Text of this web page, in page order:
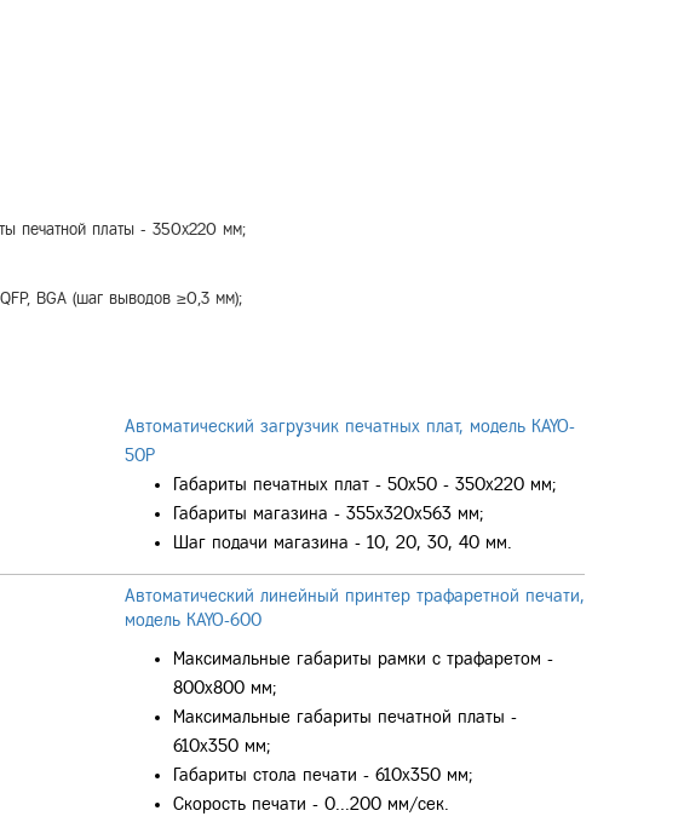
печатной платы - 350х220 мм;
BGA (шаг выводов ≥0,3 мм);
Автоматический загрузчик печатных плат, модель KAYO-
50P
Габариты печатных плат - 50х50 - 350х220 мм;
Габариты магазина - 355х320х563 мм;
Шаг подачи магазина - 10, 20, 30, 40 мм.
Автоматический линейный принтер трафаретной печати,
модель KAYO-600
Максимальные габариты рамки с трафаретом -
800х800 мм;
Максимальные габариты печатной платы -
610х350 мм;
Габариты стола печати - 610х350 мм;
Скорость печати - 0...200 мм/сек.